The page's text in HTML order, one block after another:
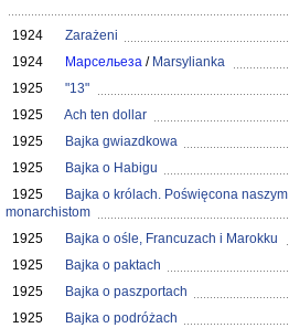
1924
Zarażeni
1924
Марсельеза / Marsylianka
1925
"13"
1925
Ach ten dollar
1925
Bajka gwiazdkowa
1925
Bajka o Habigu
1925
Bajka o królach. Poświęcona naszym
monarchistom
1925
Bajka o ośle, Francuzach i Marokku
1925
Bajka o paktach
1925
Bajka o paszportach
1925
Bajka o podróżach